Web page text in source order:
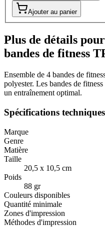
Ajouter au panier
Plus de détails
bandes de fitness
Ensemble de 4 bandes de
polyester. Les bandes de
un entraînement optimal.
Spécifications techniques
Marque
Genre
Matière
Taille
20,5 x 10,5 cm
Poids
88 gr
Couleurs disponibles
Quantité minimale
Zones d'impression
Méthodes d'impression